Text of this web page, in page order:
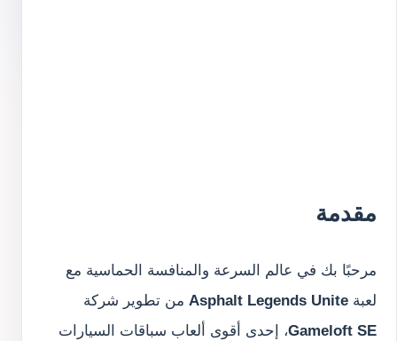
مقدمة
مرحبًا بك في عالم السرعة والمنافسة الحماسية مع
لعبة Asphalt Legends Uniteمن تطوير شركة
Gameloft SE، إحدى أقوى ألعاب سباقات السيارات